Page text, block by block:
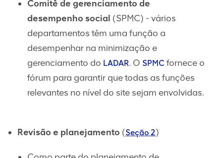
Comitê de gerenciamento de
desempenho social (SPMC) - vários
departamentos têm uma função a
desempenhar na minimização e
gerenciamento do LADAR. O SPMC fornece o
fórum para garantir que todas as funções
relevantes no nível do site sejam envolvidas.
Revisão e planejamento (Seção 2)